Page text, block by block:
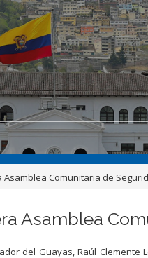
Comunitaria de
Asamblea
del Guayas, Raúl Clemente